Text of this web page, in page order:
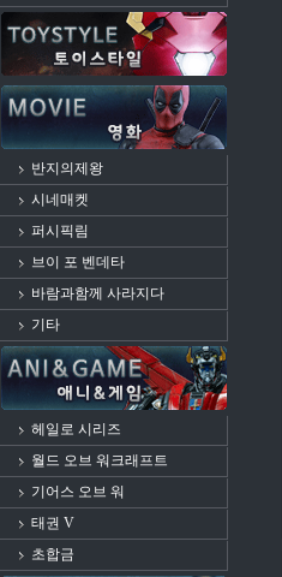
반지의제왕
시네매켓
퍼시픽림
브이 포 벤데타
바람과함께 사라지다
기타
헤일로 시리즈
월드 오브 워크래프트
기어스 오브 워
태권 V
초합금